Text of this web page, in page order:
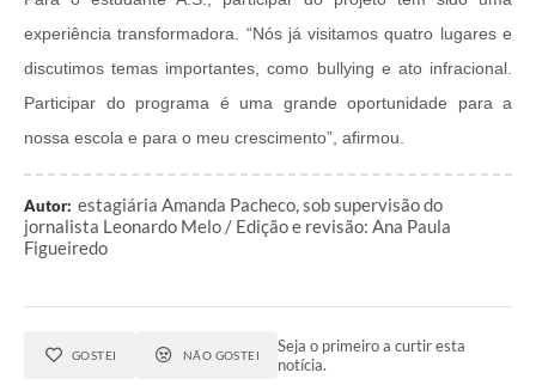
experiência transformadora. “Nós já visitamos quatro lugares e
discutimos temas importantes, como bullying e ato infracional.
Participar do programa é uma grande oportunidade para a
nossa escola e para o meu crescimento”, afirmou.
Autor: estagiária Amanda Pacheco, sob supervisão do
jornalista Leonardo Melo / Edição e revisão: Ana Paula
Figueiredo
GOSTEI NÃO GOSTEI
Seja o primeiro a curtir esta
notícia.